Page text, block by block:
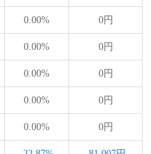
0.00% 0円
0.00% 0円
0.00% 0円
0.00% 0円
0.00% 0円